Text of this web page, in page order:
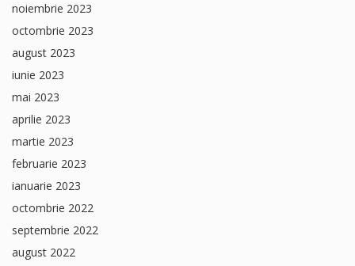
noiembrie 2023
octombrie 2023
august 2023
iunie 2023
mai 2023
aprilie 2023
martie 2023
februarie 2023
ianuarie 2023
octombrie 2022
septembrie 2022
august 2022